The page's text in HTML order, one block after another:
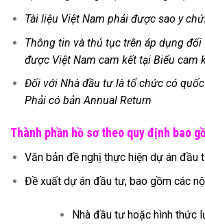
Tài liệu Việt Nam phải được sao y
Thông tin và thủ tục trên áp dụng
được Việt Nam cam kết tại Biểu cam
Đối với Nhà đầu tư là tổ chức có
Phải có bản Annual Return
Thành phần hồ sơ theo quy định bao
Văn bản đề nghị thực hiện dự án đầu
Đề xuất dự án đầu tư, bao gồm các
Nhà đầu tư hoặc hình thức